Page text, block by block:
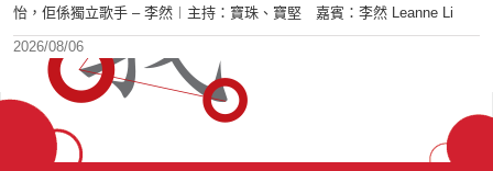
怡，佢係獨立歌手 – 李然︱主持：寶珠、寶堅 嘉賓：李然 Leanne Li
2026/08/06